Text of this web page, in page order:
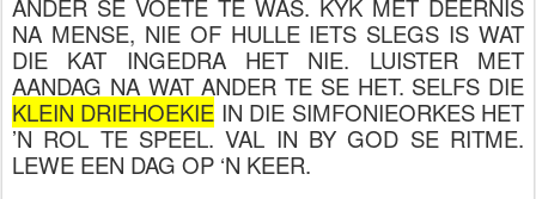
ANDER SE VOETE TE WAS. KYK MET DEERNIS
NA MENSE, NIE OF HULLE IETS SLEGS IS WAT
DIE KAT INGEDRA HET NIE. LUISTER MET
AANDAG NA WAT ANDER TE SE HET. SELFS DIE
KLEIN DRIEHOEKIE IN DIE SIMFONIEORKES HET
’N ROL TE SPEEL. VAL IN BY GOD SE RITME.
LEWE EEN DAG OP ‘N KEER.